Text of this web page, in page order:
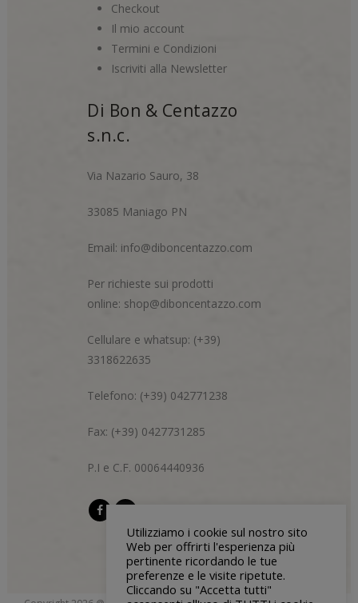
Checkout
Il mio account
Termini e Condizioni
Iscriviti alla Newsletter
Di Bon & Centazzo
s.n.c.
Via Nazario Sauro, 38
33085 Maniago PN
Email: info@diboncentazzo.com
Per richieste sui prodotti
online: shop@diboncentazzo.com
Cellulare e whatsup: (+39)
3318622635
Telefono: (+39) 042771238
Fax: (+39) 0427731285
P.I e C.F. 00064440936
Utilizziamo i cookie sul nostro sito
Web per offrirti l'esperienza più
pertinente ricordando le tue
preferenze e le visite ripetute.
Cliccando su "Accetta tutti"